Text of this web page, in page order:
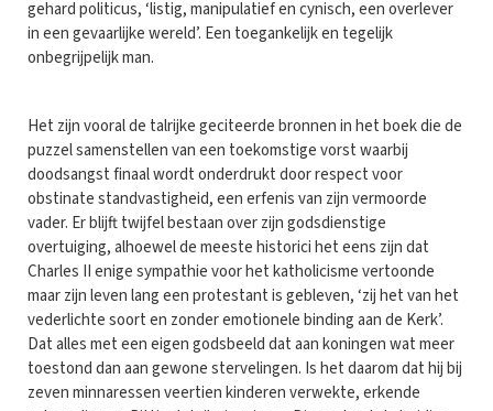
gehard politicus, ‘listig, manipulatief en cynisch, een overlever
in een gevaarlijke wereld’. Een toegankelijk en tegelijk
onbegrijpelijk man.
Het zijn vooral de talrijke geciteerde bronnen in het boek die de
puzzel samenstellen van een toekomstige vorst waarbij
doodsangst finaal wordt onderdrukt door respect voor
obstinate standvastigheid, een erfenis van zijn vermoorde
vader. Er blijft twijfel bestaan over zijn godsdienstige
overtuiging, alhoewel de meeste historici het eens zijn dat
Charles II enige sympathie voor het katholicisme vertoonde
maar zijn leven lang een protestant is gebleven, ‘zij het van het
vederlichte soort en zonder emotionele binding aan de Kerk’.
Dat alles met een eigen godsbeeld dat aan koningen wat meer
toestond dan aan gewone stervelingen. Is het daarom dat hij bij
zeven minnaressen veertien kinderen verwekte, erkende